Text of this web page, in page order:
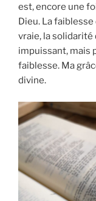
est, encore une
Dieu. La
vraie, la solidarité
impuissant, mais
faiblesse. Ma
divine.